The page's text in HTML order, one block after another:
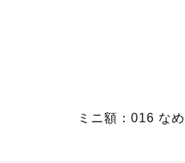
ミニ額：016 な